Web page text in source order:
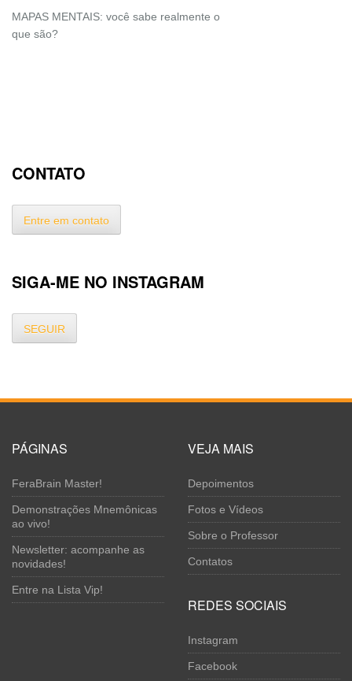
MAPAS MENTAIS: você sabe realmente o
que são?
CONTATO
Entre em contato
SIGA-ME NO INSTAGRAM
SEGUIR
PÁGINAS
FeraBrain Master!
Demonstrações Mnemônicas
ao vivo!
Newsletter: acompanhe as
novidades!
Entre na Lista Vip!
VEJA MAIS
Depoimentos
Fotos e Vídeos
Sobre o Professor
Contatos
REDES SOCIAIS
Instagram
Facebook